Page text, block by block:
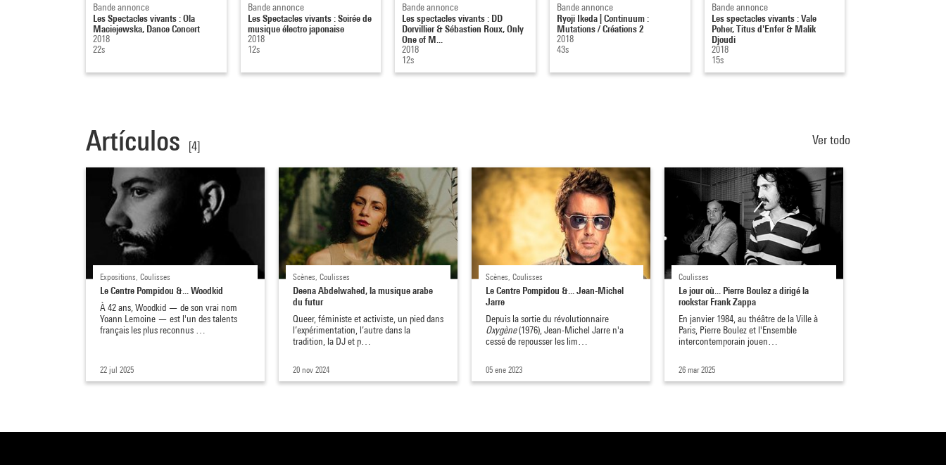
Bande annonce
Les Spectacles vivants : Ola
Maciejewska, Dance Concert
2018
22s
Bande annonce
Les Spectacles vivants : Soirée de
musique électro japonaise
2018
12s
Bande annonce
Les spectacles vivants : DD
Dorvillier & Sébastien Roux, Only
One of M...
2018
12s
Bande annonce
Ryoji Ikeda | Continuum :
Mutations / Créations 2
2018
43s
Bande annonce
Les spectacles vivants : Vale
Poher, Titus d'Enfer & Malik
Djoudi
2018
15s
Artículos [4] Ver todo
Expositions, Coulisses
Le Centre Pompidou &... Woodkid
À 42 ans, Woodkid — de son vrai nom
Yoann Lemoine — est l'un des talents
français les plus reconnus …
22 jul 2025
Scènes, Coulisses
Deena Abdelwahed, la musique arabe
du futur
Queer, féministe et activiste, un pied dans
l’expérimentation, l’autre dans la
tradition, la DJ et p…
20 nov 2024
Scènes, Coulisses
Le Centre Pompidou &... Jean-Michel
Jarre
Depuis la sortie du révolutionnaire
Oxygène(1976), Jean-Michel Jarre n'a
cessé de repousser les lim…
05 ene 2023
Coulisses
Le jour où... Pierre Boulez a dirigé la
rockstar Frank Zappa
En janvier 1984, au théâtre de la Ville à
Paris, Pierre Boulez et l'Ensemble
intercontemporain jouen…
26 mar 2025